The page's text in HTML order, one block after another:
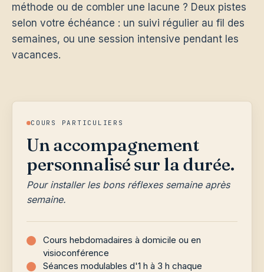
méthode ou de combler une lacune ? Deux pistes
selon votre échéance : un suivi régulier au fil des
semaines, ou une session intensive pendant les
vacances.
COURS PARTICULIERS
Un accompagnement
personnalisé sur la durée.
Pour installer les bons réflexes semaine après
semaine.
Cours hebdomadaires à domicile ou en
visioconférence
Séances modulables d'1 h à 3 h chaque